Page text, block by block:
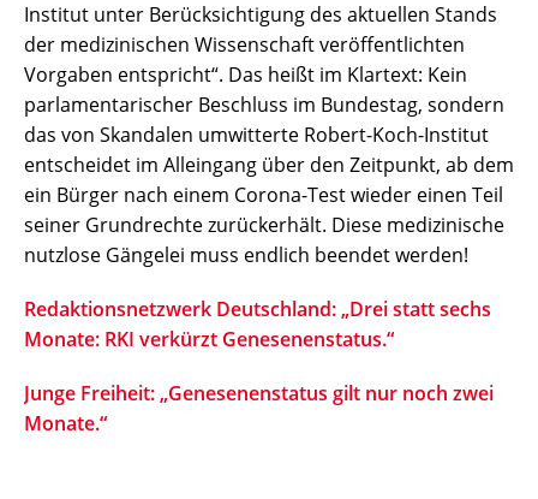
Institut unter Berücksichtigung des aktuellen Stands
der medizinischen Wissenschaft veröffentlichten
Vorgaben entspricht“. Das heißt im Klartext: Kein
parlamentarischer Beschluss im Bundestag, sondern
das von Skandalen umwitterte Robert-Koch-Institut
entscheidet im Alleingang über den Zeitpunkt, ab dem
ein Bürger nach einem Corona-Test wieder einen Teil
seiner Grundrechte zurückerhält. Diese medizinische
nutzlose Gängelei muss endlich beendet werden!
Redaktionsnetzwerk Deutschland: „Drei statt sechs
Monate: RKI verkürzt Genesenenstatus.“
Junge Freiheit: „Genesenenstatus gilt nur noch zwei
Monate.“